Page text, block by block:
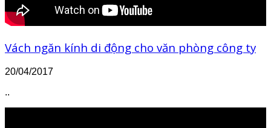
Vách ngăn kính di động cho văn phòng công ty
20/04/2017
..